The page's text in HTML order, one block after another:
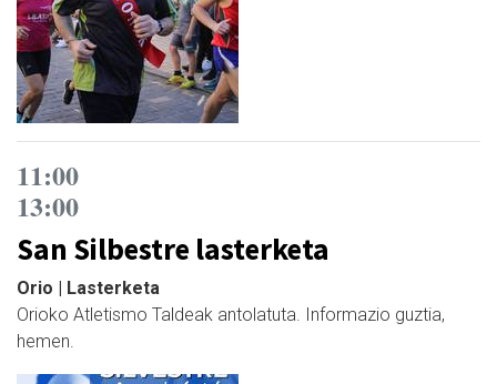
11:00
13:00
San Silbestre lasterketa
Orio | Lasterketa
Orioko Atletismo Taldeak antolatuta. Informazio guztia,
hemen.